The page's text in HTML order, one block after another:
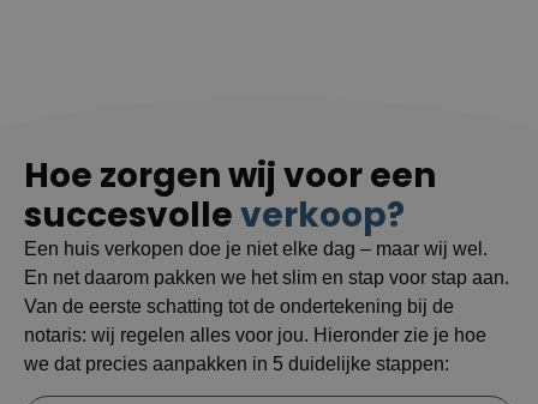
Hoe zorgen wij voor een
succesvolleverkoop?
Een huis verkopen doe je niet elke dag – maar wij wel.
En net daarom pakken we het slim en stap voor stap aan.
Van de eerste schatting tot de ondertekening bij de
notaris: wij regelen alles voor jou. Hieronder zie je hoe
we dat precies aanpakken in 5 duidelijke stappen: